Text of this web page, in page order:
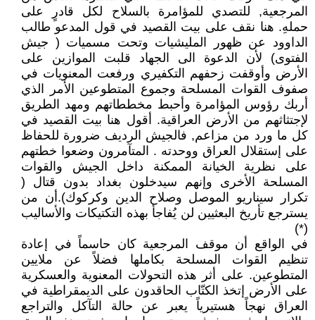
المرجعية, للتصدي للمؤامرة بالسلاح لكل قادرٍ على
حملهِ. هنا نقف على بيت القصيد في قول المدعو طالب
الداوود عن ظهور المليشيات وتحت مسميات ( جيش
الفتوى) لأن الدعوة الى الجهاد قلبت الموازين على
الأرض وأوقفت زحفهم التكفيري ورفعت المعنويات في
صفوف القوات المسلحة وجموع المتطوعين الأمر الذي
أربك رؤوس المؤامرة وأحبط مخططاتهم ومهد الطريق
لإجتثاثهم من الأرض العراقية. أقول هنا بيت القصيد في
كل ما ورد من مزاعم, فالجيش الرديف ضرورة للحفاظ
على إستقلال العراق ووحدته . المتآمرون وضعوا خطتهم
على نظرية الخيانة الممكنة داخل الجيش والقوات
المسلحة الأخرى وإنهم سيدخلون بغداد بدون قتال (
تكرار سيناريو الموصل وصلاح الدين وكركوك).أن من
يسترجع تأريخ البعثيين لن يُفاجأ بهذه التكتيكات والأساليب
(*)
في الواقع أن موقف المرجعية كان حاسماً في إعادة
تنظيم القوات المسلحة بكاملها فضلاً عن ملايين
المتطوعين. على أثر هذه التحولات المعنوية والعسكرية
على الأرض إتخذ الكتّاب الحاقدون على الديمقراطية في
العراق نهجاً هستيرياً يعبر عن حالة التآكل والتراجع